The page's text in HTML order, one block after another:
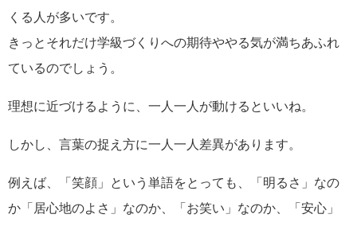
くる人が多いです。
きっとそれだけ学級づくりへの期待ややる気が満ちあふれ
ているのでしょう。
理想に近づけるように、一人一人が動けるといいね。
しかし、言葉の捉え方に一人一人差異があります。
例えば、「笑顔」という単語をとっても、「明るさ」なの
か「居心地のよさ」なのか、「お笑い」なのか、「安心」